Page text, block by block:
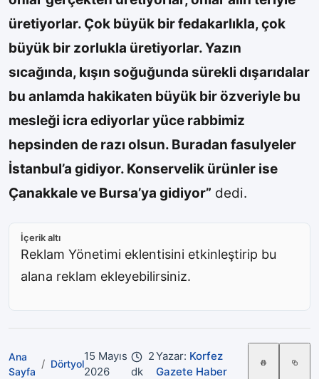
üretiyorlar. Çok büyük bir fedakarlıkla, çok
büyük bir zorlukla üretiyorlar. Yazın
sıcağında, kışın soğuğunda sürekli dışarıdalar
bu anlamda hakikaten büyük bir özveriyle bu
mesleği icra ediyorlar yüce rabbimiz
hepsinden de razı olsun. Buradan fasulyeler
İstanbul’a gidiyor. Konservelik ürünler ise
Çanakkale ve Bursa’ya gidiyor” dedi.
İçerik altı
Reklam Yönetimi eklentisini etkinleştirip bu
alana reklam ekleyebilirsiniz.
Ana
Sayfa
/ Dörtyol
15 Mayıs
2026
2
dk
Yazar: Korfez
Gazete Haber